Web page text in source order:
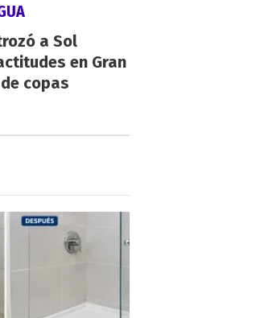
a Sol
en Gran
copas